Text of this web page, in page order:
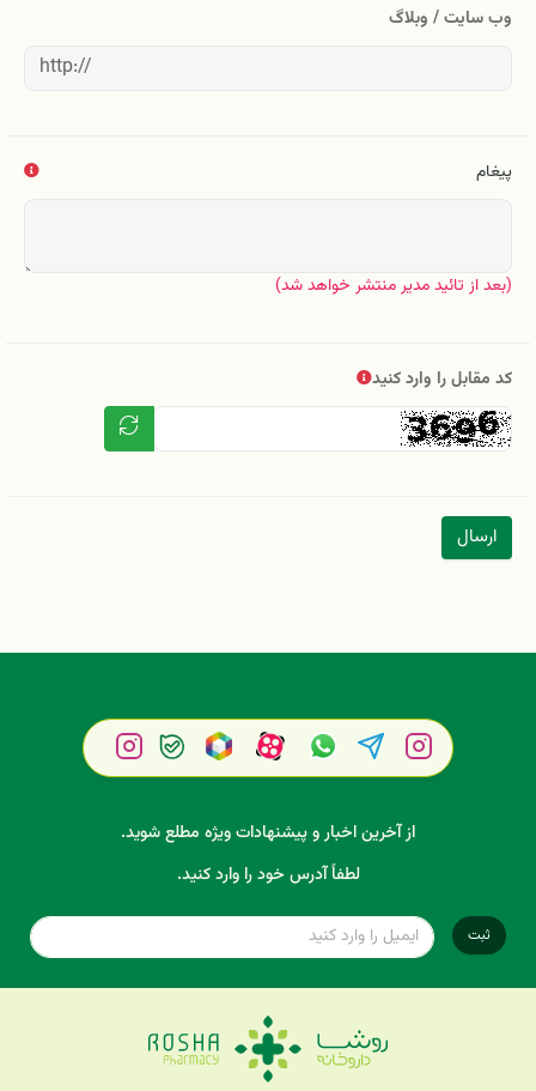
وب سایت / وبلاگ
پیغام
(بعد از تائید مدیر منتشر خواهد شد)
کد مقابل را وارد کنید
ارسال
از آخرین اخبار و پیشنهادات ویژه مطلع شوید.
لطفاً آدرس خود را وارد کنید.
ثبت